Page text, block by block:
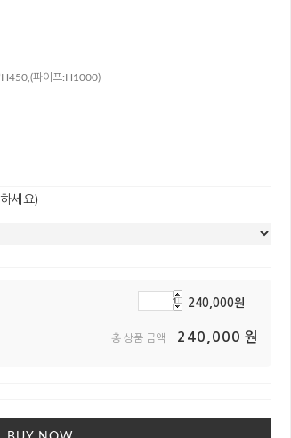
파이프:H1000)
세요)
240,000원
총 상품 금액 240,000 원